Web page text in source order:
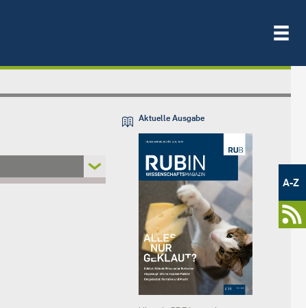
Metamenü
-
Newsportal
A-Z
Aktuelle Ausgabe